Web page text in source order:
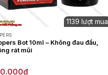
1139 lượt mua
Bot 10ml – Không đau đầu,
rát mũi
₫